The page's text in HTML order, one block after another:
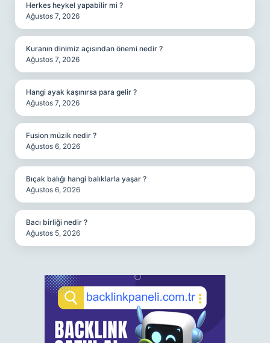
Herkes heykel yapabilir mi ?
Ağustos 7, 2026
Kuranın dinimiz açısından önemi nedir ?
Ağustos 7, 2026
Hangi ayak kaşınırsa para gelir ?
Ağustos 7, 2026
Fusion müzik nedir ?
Ağustos 6, 2026
Bıçak balığı hangi balıklarla yaşar ?
Ağustos 6, 2026
Bacı birliği nedir ?
Ağustos 5, 2026